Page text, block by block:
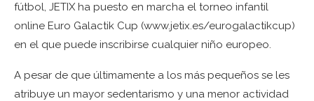
fútbol, JETIX ha puesto en marcha el torneo infantil
online Euro Galactik Cup (www.jetix.es/eurogalactikcup)
en el que puede inscribirse cualquier niño europeo.
A pesar de que últimamente a los más pequeños se les
atribuye un mayor sedentarismo y una menor actividad